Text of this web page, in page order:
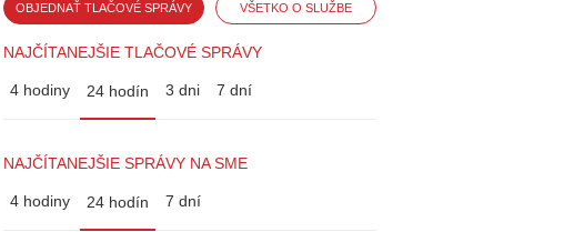
OBJEDNAŤ TLAČOVÉ SPRÁVY VŠETKO O SLUŽBE
NAJČÍTANEJŠIE TLAČOVÉ SPRÁVY
4 hodiny 24 hodín 3 dni 7 dní
NAJČÍTANEJŠIE SPRÁVY NA SME
4 hodiny 24 hodín 7 dní